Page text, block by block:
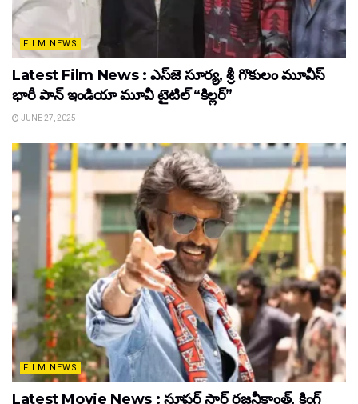
FILM NEWS
Latest Film News : ఎస్‌జె సూర్య, శ్రీ గొకులం మూవీస్‌
భారీ పాన్‌ ఇండియా మూవీ టైటిల్ “కిల్లర్”
JUNE 27, 2025
FILM NEWS
Latest Movie News : సూపర్ స్టార్ రజనీకాంత్, కింగ్